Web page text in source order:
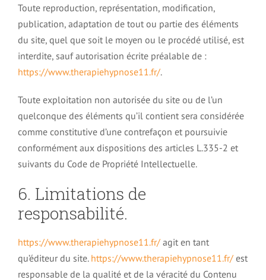
Toute reproduction, représentation, modification,
publication, adaptation de tout ou partie des éléments
du site, quel que soit le moyen ou le procédé utilisé, est
interdite, sauf autorisation écrite préalable de :
https://www.therapiehypnose11.fr/.
Toute exploitation non autorisée du site ou de l’un
quelconque des éléments qu’il contient sera considérée
comme constitutive d’une contrefaçon et poursuivie
conformément aux dispositions des articles L.335-2 et
suivants du Code de Propriété Intellectuelle.
6. Limitations de
responsabilité.
https://www.therapiehypnose11.fr/agit en tant
qu’éditeur du site. https://www.therapiehypnose11.fr/est
responsable de la qualité et de la véracité du Contenu